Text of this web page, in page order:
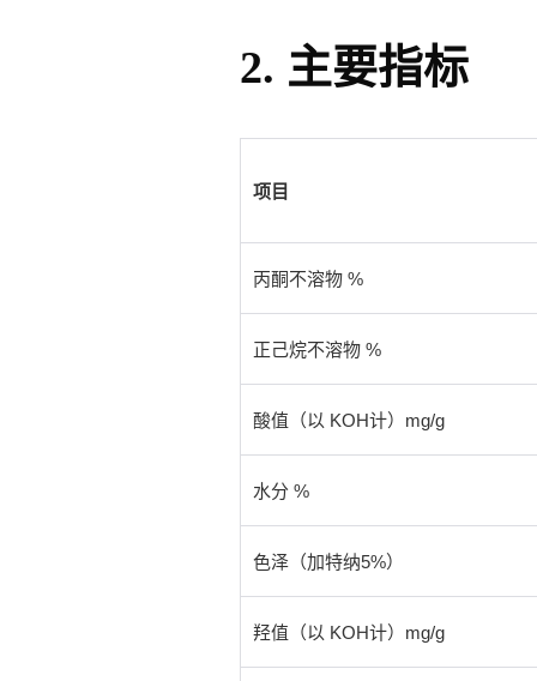
2. 主要指标
项目
丙酮不溶物 %
正己烷不溶物 %
酸值（以 KOH计）mg/g
水分 %
色泽（加特纳5%）
羟值（以 KOH计）mg/g